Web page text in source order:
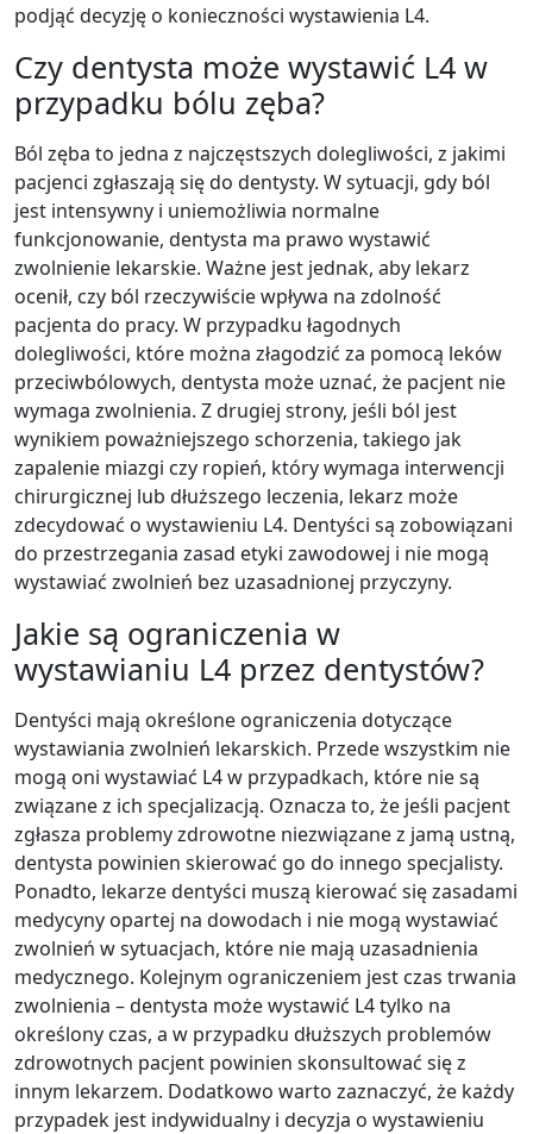
podjąć decyzję o konieczności wystawienia L4.
Czy dentysta może wystawić L4 w
przypadku bólu zęba?
Ból zęba to jedna z najczęstszych dolegliwości, z jakimi
pacjenci zgłaszają się do dentysty. W sytuacji, gdy ból
jest intensywny i uniemożliwia normalne
funkcjonowanie, dentysta ma prawo wystawić
zwolnienie lekarskie. Ważne jest jednak, aby lekarz
ocenił, czy ból rzeczywiście wpływa na zdolność
pacjenta do pracy. W przypadku łagodnych
dolegliwości, które można złagodzić za pomocą leków
przeciwbólowych, dentysta może uznać, że pacjent nie
wymaga zwolnienia. Z drugiej strony, jeśli ból jest
wynikiem poważniejszego schorzenia, takiego jak
zapalenie miazgi czy ropień, który wymaga interwencji
chirurgicznej lub dłuższego leczenia, lekarz może
zdecydować o wystawieniu L4. Dentyści są zobowiązani
do przestrzegania zasad etyki zawodowej i nie mogą
wystawiać zwolnień bez uzasadnionej przyczyny.
Jakie są ograniczenia w
wystawianiu L4 przez dentystów?
Dentyści mają określone ograniczenia dotyczące
wystawiania zwolnień lekarskich. Przede wszystkim nie
mogą oni wystawiać L4 w przypadkach, które nie są
związane z ich specjalizacją. Oznacza to, że jeśli pacjent
zgłasza problemy zdrowotne niezwiązane z jamą ustną,
dentysta powinien skierować go do innego specjalisty.
Ponadto, lekarze dentyści muszą kierować się zasadami
medycyny opartej na dowodach i nie mogą wystawiać
zwolnień w sytuacjach, które nie mają uzasadnienia
medycznego. Kolejnym ograniczeniem jest czas trwania
zwolnienia – dentysta może wystawić L4 tylko na
określony czas, a w przypadku dłuższych problemów
zdrowotnych pacjent powinien skonsultować się z
innym lekarzem. Dodatkowo warto zaznaczyć, że każdy
przypadek jest indywidualny i decyzja o wystawieniu